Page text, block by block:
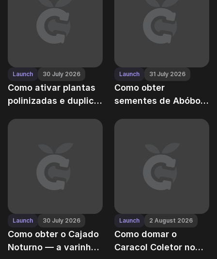
Launch 30 July 2026
Como ativar plantas
polinizadas e duplicar
a Garden
Launch 31 July 2026
Como obter
sementes de Abóbora
Guia versão X.X.X
Launch 30 July 2026
Como obter o Cajado
Noturno — a varinha
Launch 2 August 2026
Como domar o
Caracol Coletor no